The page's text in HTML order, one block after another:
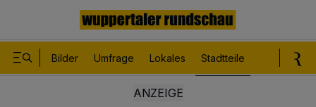
Bilder Umfrage Lokales Stadtteile